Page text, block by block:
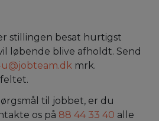
stillingen besat hurtigst
løbende blive afholdt. Send
mrk.
til jobbet, er du
os på 88 44 33 40 alle